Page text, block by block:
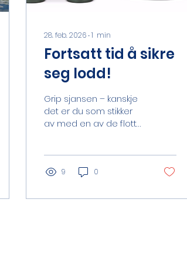
28. feb. 2026 ∙1 min
Fortsatt tid å sikre
seg lodd!
Grip sjansen – kanskje
det er du som stikker
av med en av de flotte
Følg trekningen direkte
Karlsøy Jeger og Fisk –
9 0